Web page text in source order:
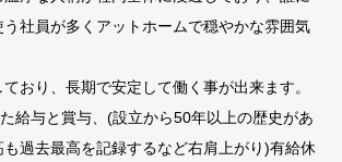
社員が多くアットホームで穏やかな雰囲気
おり、長期で安定して働く事が出来ます。
給与と賞与、(設立から50年以上の歴史があ
も過去最高を記録するなど右肩上がり)有給休